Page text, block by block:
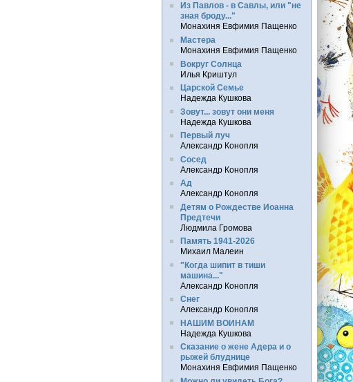
Из Павлов - в Савлы, или "не
зная броду..."
Монахиня Евфимия Пащенко
Мастера
Монахиня Евфимия Пащенко
Вокруг Солнца
Илья Криштул
Царской Семье
Надежда Кушкова
Зовут... зовут они меня
Надежда Кушкова
Первый луч
Александр Конопля
Сосед
Александр Конопля
Ад
Александр Конопля
Детям о Рождестве Иоанна
Предтечи
Людмила Громова
Память 1941-2026
Михаил Малеин
"Когда шипит в тиши
машина..."
Александр Конопля
Снег
Александр Конопля
НАШИМ ВОИНАМ
Надежда Кушкова
Сказание о жене Адера и о
рыжей блуднице
Монахиня Евфимия Пащенко